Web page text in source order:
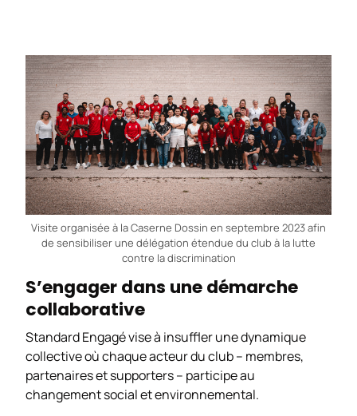
Visite organisée à la Caserne Dossin en septembre 2023 afin
de sensibiliser une délégation étendue du club à la lutte
contre la discrimination
S’engager dans une démarche
collaborative
Standard Engagévise à insuffler une dynamique
collective où chaque acteur du club – membres,
partenaires et supporters – participe au
changement social et environnemental.